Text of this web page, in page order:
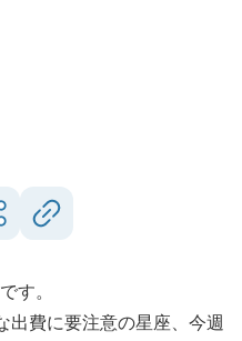
す。
出費に要注意の星座、今週